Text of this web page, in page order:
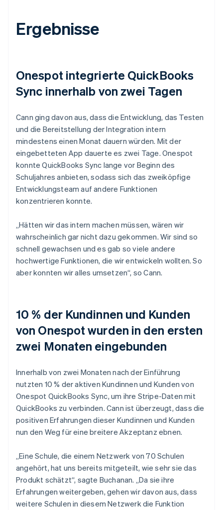
Ergebnisse
Onespot integrierte QuickBooks
Sync innerhalb von zwei Tagen
Cann ging davon aus, dass die Entwicklung, das Testen
und die Bereitstellung der Integration intern
mindestens einen Monat dauern würden. Mit der
eingebetteten App dauerte es zwei Tage. Onespot
konnte QuickBooks Sync lange vor Beginn des
Schuljahres anbieten, sodass sich das zweiköpfige
Entwicklungsteam auf andere Funktionen
konzentrieren konnte.
„Hätten wir das intern machen müssen, wären wir
wahrscheinlich gar nicht dazu gekommen. Wir sind so
schnell gewachsen und es gab so viele andere
hochwertige Funktionen, die wir entwickeln wollten. So
aber konnten wir alles umsetzen“, so Cann.
10 % der Kundinnen und Kunden
von Onespot wurden in den ersten
zwei Monaten eingebunden
Innerhalb von zwei Monaten nach der Einführung
nutzten 10 % der aktiven Kundinnen und Kunden von
Onespot QuickBooks Sync, um ihre Stripe-Daten mit
QuickBooks zu verbinden. Cann ist überzeugt, dass die
positiven Erfahrungen dieser Kundinnen und Kunden
nun den Weg für eine breitere Akzeptanz ebnen.
„Eine Schule, die einem Netzwerk von 70 Schulen
angehört, hat uns bereits mitgeteilt, wie sehr sie das
Produkt schätzt“, sagte Buchanan. „Da sie ihre
Erfahrungen weitergeben, gehen wir davon aus, dass
weitere Schulen in diesem Netzwerk die Funktion